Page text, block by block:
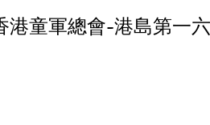
港童軍總會-港島第一